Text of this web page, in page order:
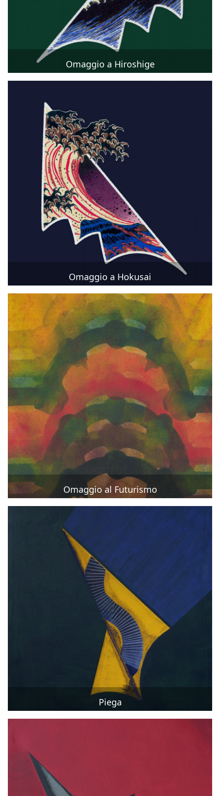
Omaggio a Hiroshige
Omaggio a Hokusai
Omaggio al Futurismo
Piega